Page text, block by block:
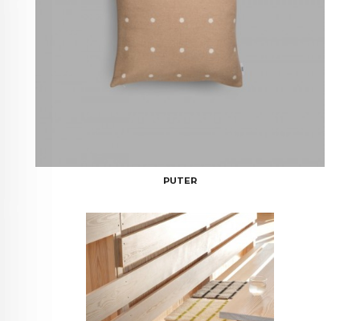
PUTER